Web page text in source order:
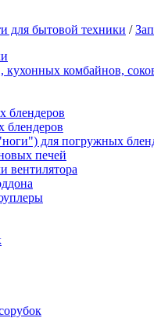
для бытовой техники /
кухонных комбайнов,
блендеров
для погружных
печей
вентилятора